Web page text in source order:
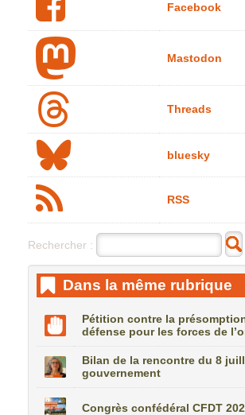
Facebook
Mastodon
Threads
bluesky
RSS
Rechercher :
Dans la même rubrique
Pétition contre la
défense pour les forces de
Bilan de la rencontre du 8
gouvernement
Congrès confédéral CFDT